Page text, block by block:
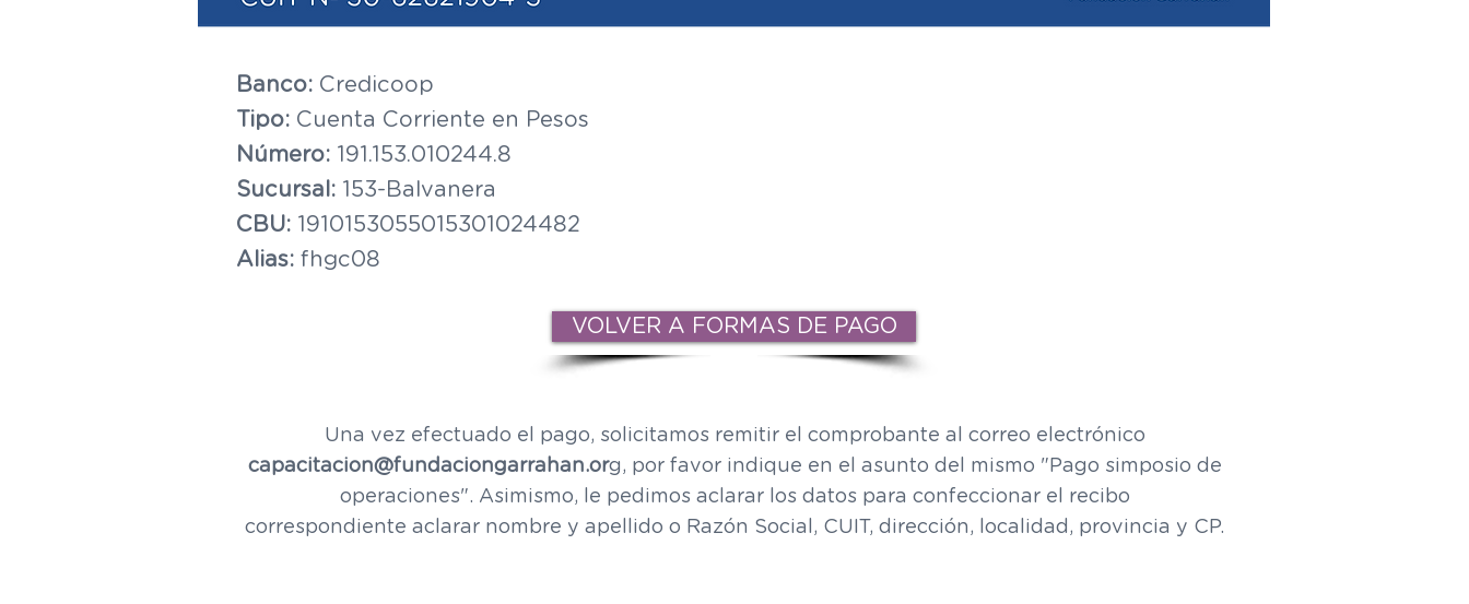
Banco: Credicoop
Tipo: Cuenta Corriente en Pesos
Número: 191.153.010244.8
Sucursal: 153-Balvanera
CBU: 1910153055015301024482
Alias: fhgc08
VOLVER A FORMAS DE PAGO
Una vez efectuado el pago, solicitamos remitir el comprobante al correo electrónico
capacitacion@fundaciongarrahan.org, por favor indique en el asunto del mismo "Pago simposio de
operaciones". Asimismo, le pedimos aclarar los datos para confeccionar el recibo
correspondiente aclarar nombre y apellido o Razón Social, CUIT, dirección, localidad, provincia y CP.